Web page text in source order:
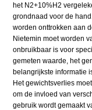
het N2+10%H2
grondnaad voor de
worden onttrokken aan
Nietemin moet worden
onbruikbaar is voor
gemeten waarde, het
belangrijkste informatie
Het gewichtsverlies
om de invloed van
gebruik wordt gemaakt